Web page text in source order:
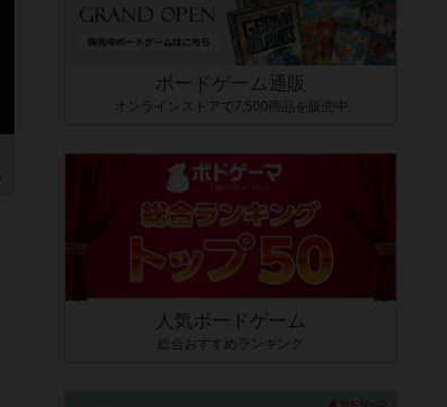
ボードゲーム通販
オンラインストアで7,500商品を販売中
人気ボードゲーム
総合おすすめランキング